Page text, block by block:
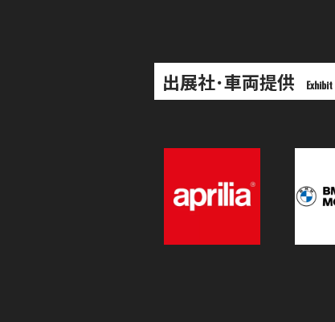
出展社･車両提供 Exhibit